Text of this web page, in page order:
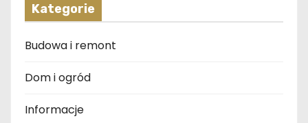
Kategorie
Budowa i remont
Dom i ogród
Informacje